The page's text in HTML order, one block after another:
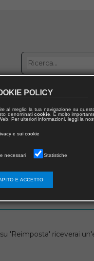
con noi
'Reimposta' riceverai
POLICY
al meglio la tua navigazione su
denominati cookie. È molto
Per ulteriori informazioni, leggi la
e sui cookie
necessari Statistiche
E ACCETTO